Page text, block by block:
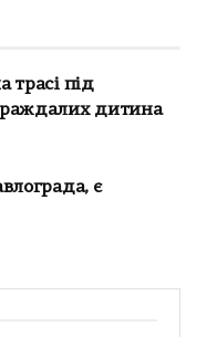
трасі під
дитина
є